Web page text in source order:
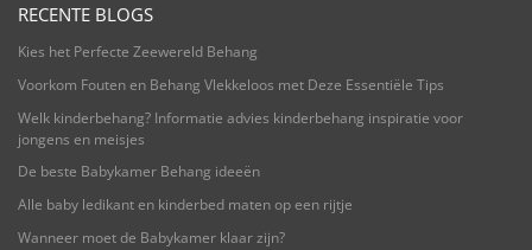
RECENTE BLOGS
Kies het Perfecte Zeewereld Behang
Voorkom Fouten en Behang Vlekkeloos met Deze Essentiële Tips
Welk kinderbehang? Informatie advies kinderbehang inspiratie voor
jongens en meisjes
De beste Babykamer Behang ideeën
Alle baby ledikant en kinderbed maten op een rijtje
Wanneer moet de Babykamer klaar zijn?